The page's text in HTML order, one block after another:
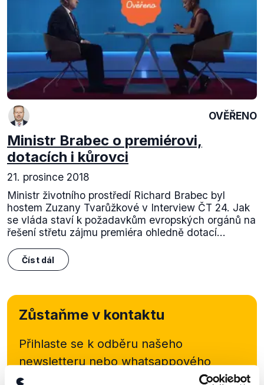
OVĚŘENO
Ministr Brabec o premiérovi,
dotacích i kůrovci
21. prosince 2018
Ministr životního prostředí Richard Brabec byl
hostem Zuzany Tvarůžkové v Interview ČT 24. Jak
se vláda staví k požadavkům evropských orgánů na
řešení střetu zájmu premiéra ohledně dotací...
Číst dál
Zůstaňme v kontaktu
Přihlaste se k odběru našeho
newsletteru nebowhatsappového
kanálu, kde pravidelně přinášíme